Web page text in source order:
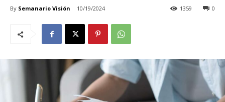
By Semanario Visión 10/19/2024 0
1359